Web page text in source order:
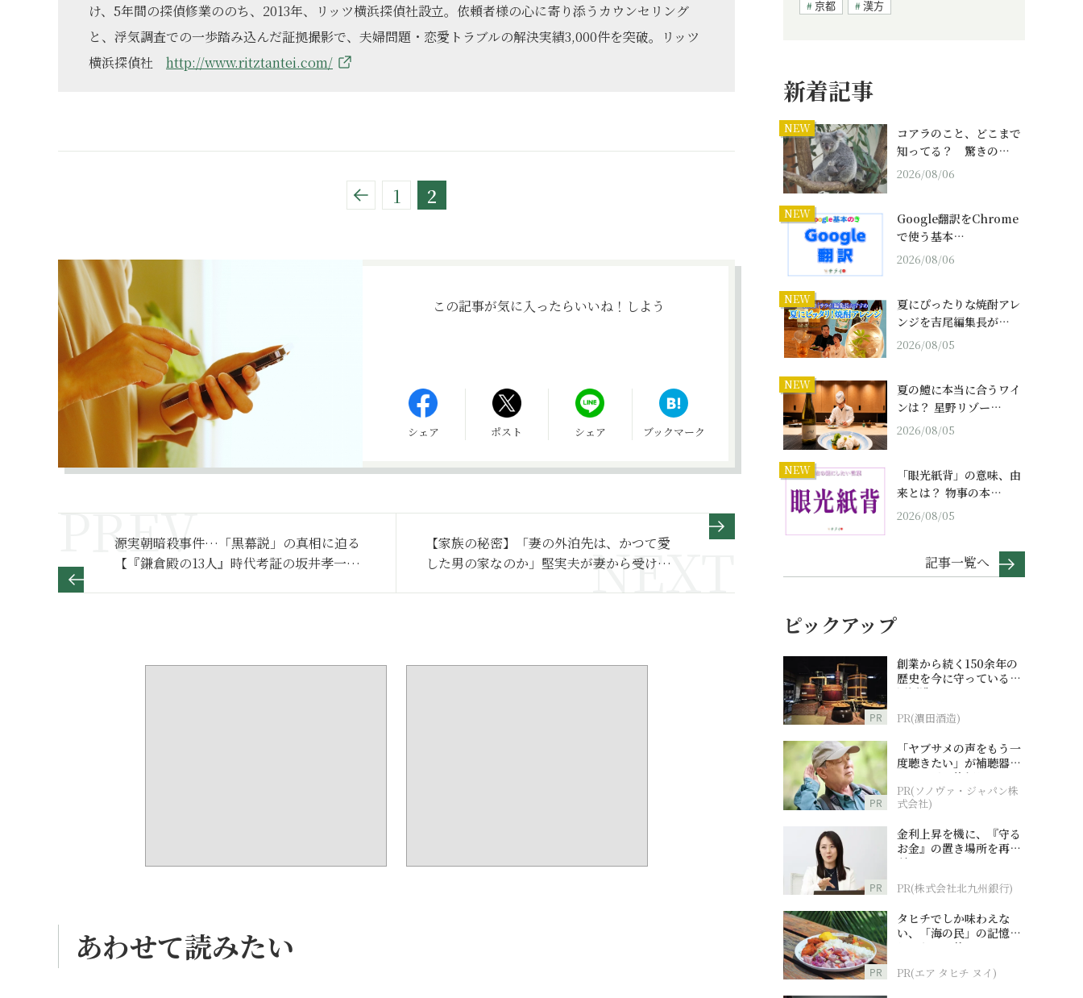
け、5年間の探偵修業ののち、2013年、リッツ横浜探偵社設立。依頼者様の心に寄り添うカウンセリング
と、浮気調査での一歩踏み込んだ証拠撮影で、夫婦問題・恋愛トラブルの解決実績3,000件を突破。リッツ
横浜探偵社 http://www.ritztantei.com/
1 2
この記事が気に入ったらいいね！しよう
シェア ポスト シェア ブックマーク
源実朝暗殺事件…「黒幕説」の真相に迫る
【『鎌倉殿の13人』時代考証の坂井孝一氏
【家族の秘密】「妻の外泊先は、かつて愛
した男の家なのか」堅実夫が妻から受けた
あわせて読みたい
京都
漢方
新着記事
NEW
コアラのこと、どこまで
知ってる？ 驚きの…
2026/08/06
NEW
Google翻訳をChrome
で使う基本…
2026/08/06
NEW
夏にぴったりな焼酎アレ
ンジを吉尾編集長が…
2026/08/05
NEW
夏の鱧に本当に合うワイ
ンは？ 星野リゾー…
2026/08/05
NEW
「眼光紙背」の意味、由
来とは？ 物事の本…
2026/08/05
記事一覧へ
ピックアップ
PR
創業から続く150余年の
歴史を今に守っている濵
田酒造
PR(濵田酒造)
PR
「ヤブサメの声をもう一
度聴きたい」が補聴器チ
ャレンジの後押しに
PR(ソノヴァ・ジャパン株
式会社)
PR
金利上昇を機に、『守る
お金』の置き場所を再検
討
PR(株式会社北九州銀行)
PR
タヒチでしか味わえな
い、「海の民」の記憶へ
とつながる旅
PR(エア タヒチ ヌイ)